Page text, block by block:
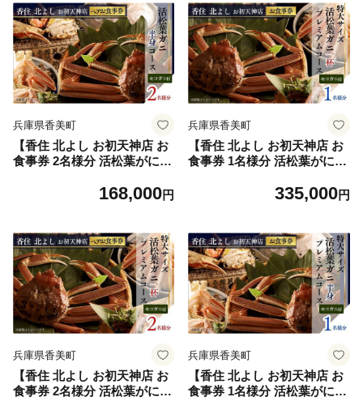
かにすき 蟹スキ 鍋 お鍋 かに
みそ ふるさと納税 大阪 梅田
兵庫県 香美町 香住 食事券 北
由商店 44-14
き 蟹スキ 鍋 お鍋 かにみそ
ふるさと納税 大阪 梅田 兵庫
県 香美町 香住 食事券 北由商
店 44-07
兵庫県香美町
【香住 北よし お初天神店 お
食事券 2名様分 活松葉がに半
ニ)付き） 】松葉がに 活ガニ
スキ 鍋 お鍋 かにみそ ふるさ
と納税 大阪 梅田 兵庫県 香美
町 香住 食事券 ペア食事券 北
由商店 44-15
168,000円
兵庫県香美町
【香住 北よし お初天神店 お
食事券 1名様分 活松葉がにプ
ニ(香箱ガニ)付き） 】松葉が
かにすき 蟹スキ 鍋 お鍋 かに
みそ ふるさと納税 大阪 梅田
兵庫県 香美町 香住 食事券 北
由商店 44-08
335,000円
兵庫県香美町
【香住 北よし お初天神店 お
食事券 2名様分 活松葉がにプ
兵庫県香美町
【香住 北よし お初天神店 お
食事券 1名様分 活松葉がにプ